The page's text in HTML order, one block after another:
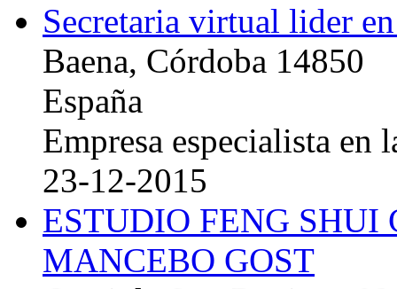
Secretaria virtual lider
Baena, Córdoba 14850
España
Empresa especialista en
23-12-2015
ESTUDIO FENG
MANCEBO GOST